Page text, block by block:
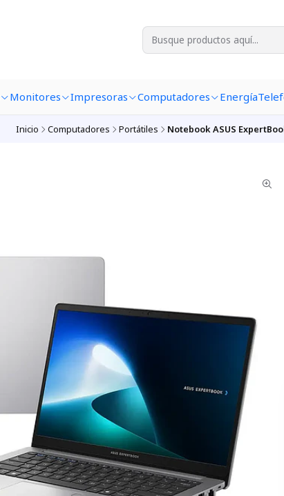
Monitores Impresoras Computadores Energía
Inicio Computadores Portátiles Notebook ASUS